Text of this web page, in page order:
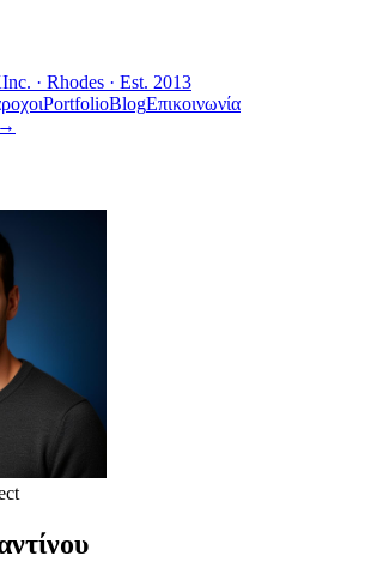
Inc. · Rhodes · Est. 2013
PortfolioBlogΕπικοινωνία